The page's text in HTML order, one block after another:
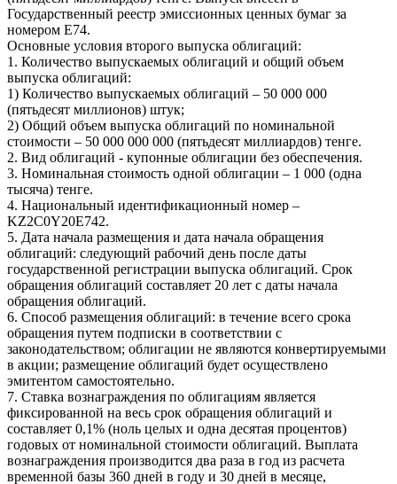
Государственный реестр эмиссионных ценных бумаг за
номером Е74.
Основные условия второго выпуска облигаций:
1. Количество выпускаемых облигаций и общий объем
выпуска облигаций:
1) Количество выпускаемых облигаций – 50 000 000
(пятьдесят миллионов) штук;
2) Общий объем выпуска облигаций по номинальной
стоимости – 50 000 000 000 (пятьдесят миллиардов) тенге.
2. Вид облигаций - купонные облигации без обеспечения.
3. Номинальная стоимость одной облигации – 1 000 (одна
тысяча) тенге.
4. Национальный идентификационный номер –
KZ2C0Y20E742.
5. Дата начала размещения и дата начала обращения
облигаций: следующий рабочий день после даты
государственной регистрации выпуска облигаций. Срок
обращения облигаций составляет 20 лет с даты начала
обращения облигаций.
6. Способ размещения облигаций: в течение всего срока
обращения путем подписки в соответствии с
законодательством; облигации не являются конвертируемыми
в акции; размещение облигаций будет осуществлено
эмитентом самостоятельно.
7. Ставка вознаграждения по облигациям является
фиксированной на весь срок обращения облигаций и
составляет 0,1% (ноль целых и одна десятая процентов)
годовых от номинальной стоимости облигаций. Выплата
вознаграждения производится два раза в год из расчета
временной базы 360 дней в году и 30 дней в месяце,